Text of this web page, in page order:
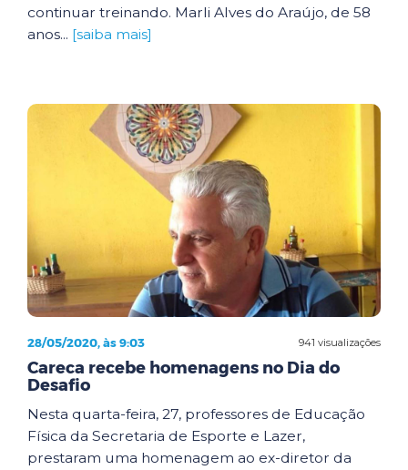
continuar treinando. Marli Alves do Araújo, de 58
anos... [saiba mais]
941 visualizações
28/05/2020, às 9:03
Careca recebe homenagens no Dia do
Desafio
Nesta quarta-feira, 27, professores de Educação
Física da Secretaria de Esporte e Lazer,
prestaram uma homenagem ao ex-diretor da